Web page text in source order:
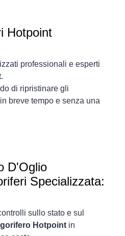
Hotpoint
professionali e esperti
.
di ripristinare gli
breve tempo e senza una
D'Oglio
Specializzata:
sullo stato e sul
Hotpoint in